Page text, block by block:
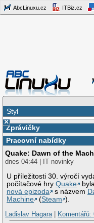
AbcLinuxu.cz ITBiz.cz
Styl
×
Zprávičky
Pracovní nabídky
Quake: Dawn of the
dnes 04:44 | IT novinky
U příležitosti 30. výročí
počítačové hryQuake
nová epizoda
s názvem
Machine
(Steam ).
Ladislav Hagara| Komentářů: